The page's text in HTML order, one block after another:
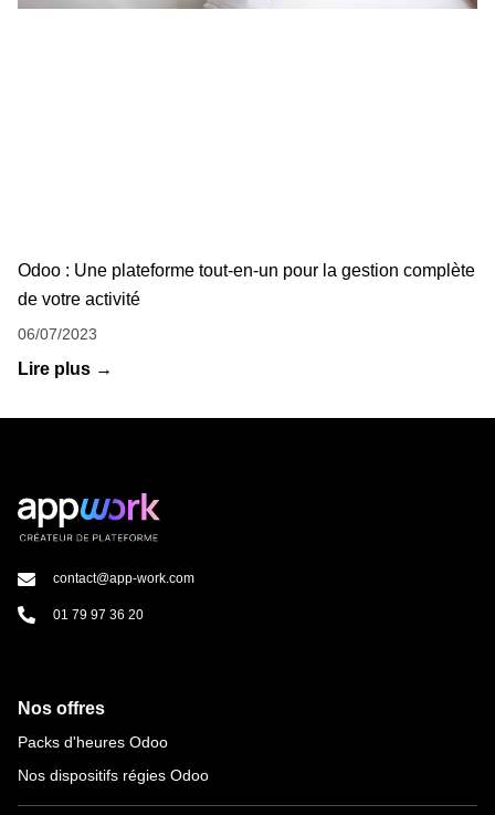
Odoo : Une plateforme tout-en-un pour la gestion complète
de votre activité
06/07/2023
Lire plus →
contact@app-work.com
01 79 97 36 20
Nos offres
Packs d'heures Odoo
Nos dispositifs régies Odoo